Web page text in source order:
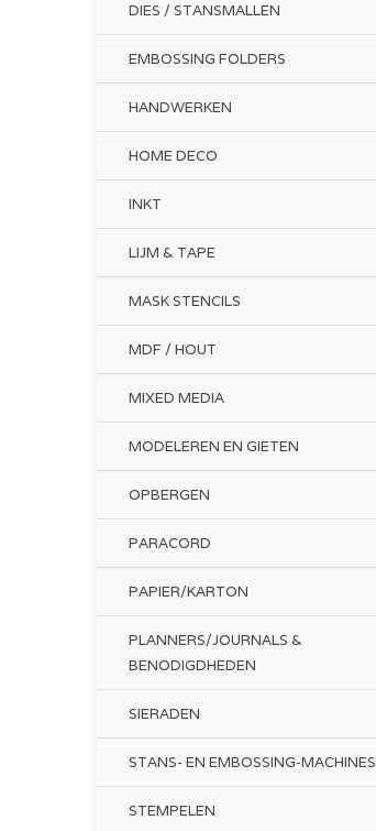
DIES / STANSMALLEN
EMBOSSING FOLDERS
HANDWERKEN
HOME DECO
INKT
LIJM & TAPE
MASK STENCILS
MDF / HOUT
MIXED MEDIA
MODELEREN EN GIETEN
OPBERGEN
PARACORD
PAPIER/KARTON
PLANNERS/JOURNALS &
BENODIGDHEDEN
SIERADEN
STANS- EN EMBOSSING-MACHINES
STEMPELEN